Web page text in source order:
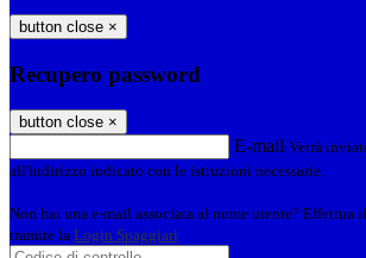
button close ×
Recupero password
button close ×
E-mail Verrà
all'indirizzo indicato con le istruzioni necessarie.
Non hai una e-mail associata al nome utente? Effettua
tramite la Login Spaggiari